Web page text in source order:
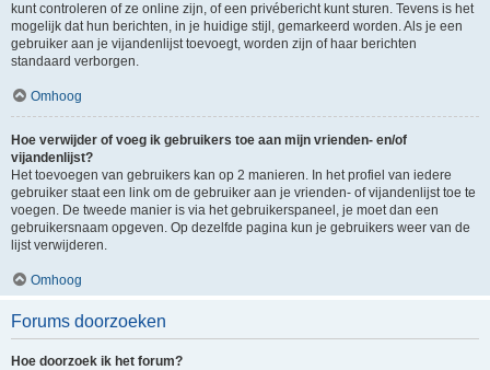
kunt controleren of ze online zijn, of een privébericht kunt sturen. Tevens is het
mogelijk dat hun berichten, in je huidige stijl, gemarkeerd worden. Als je een
gebruiker aan je vijandenlijst toevoegt, worden zijn of haar berichten
standaard verborgen.
Omhoog
Hoe verwijder of voeg ik gebruikers toe aan mijn vrienden- en/of
vijandenlijst?
Het toevoegen van gebruikers kan op 2 manieren. In het profiel van iedere
gebruiker staat een link om de gebruiker aan je vrienden- of vijandenlijst toe te
voegen. De tweede manier is via het gebruikerspaneel, je moet dan een
gebruikersnaam opgeven. Op dezelfde pagina kun je gebruikers weer van de
lijst verwijderen.
Omhoog
Forums doorzoeken
Hoe doorzoek ik het forum?